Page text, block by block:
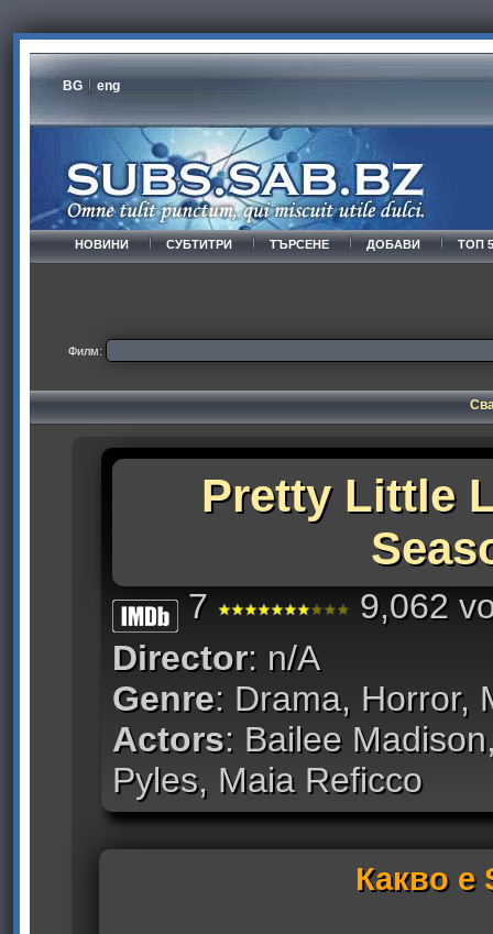
BG eng
НОВИНИ СУБТИТРИ ТЪРСЕНЕ ДОБАВИ ТОП
Филм:
Pretty Little
7
9,062
Director: n/A
Genre: Drama, Horror,
Actors: Bailee
Pyles, Maia Reficco
Какво е